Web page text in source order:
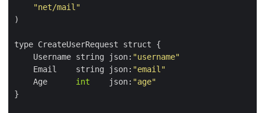
"net/mail"
    Username string json:
"username"
    Email    string json:
"email"
    Age
int
    json:
"age"